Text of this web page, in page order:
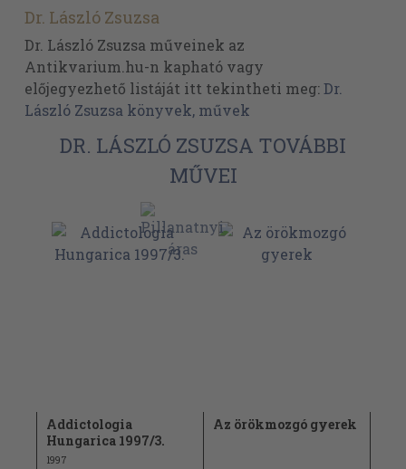
Dr. László Zsuzsa
Dr. László Zsuzsa műveinek az
Antikvarium.hu-n kapható vagy
előjegyezhető listáját itt tekintheti meg:Dr.
László Zsuzsa könyvek, művek
DR. LÁSZLÓ ZSUZSA TOVÁBBI
MŰVEI
Addictologia
Hungarica 1997/3.
1997
Az örökmozgó gyerek